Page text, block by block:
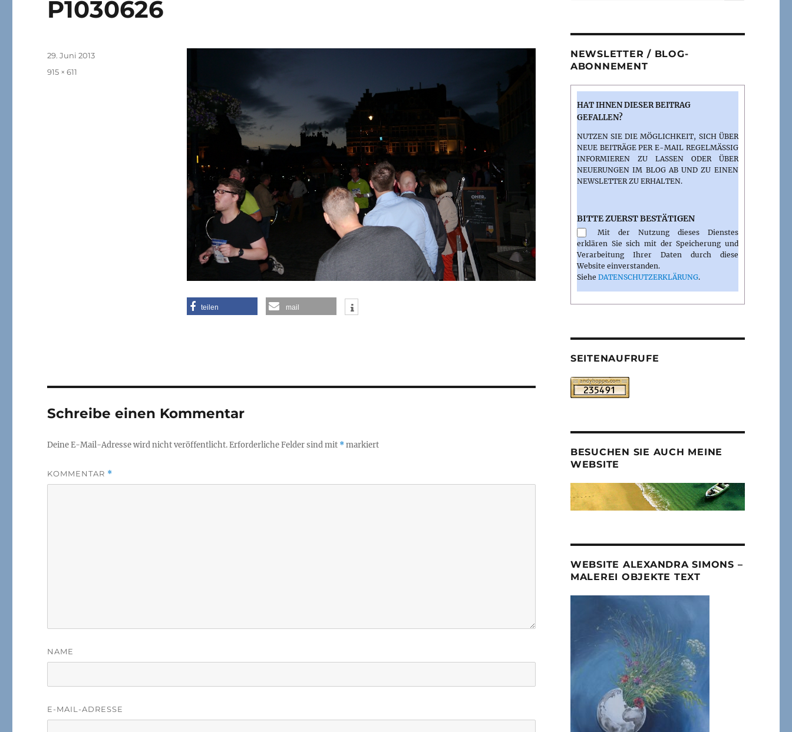
P1030626
teilen mail
Veröffentlicht
29. Juni 2013
Originalgröße
915 × 611
Schreibe einen Kommentar
Deine E-Mail-Adresse wird nicht veröffentlicht.Erforderliche Felder sind mit *markiert
KOMMENTAR *
NAME
E-MAIL-ADRESSE
NEWSLETTER / BLOG-
ABONNEMENT
HAT IHNEN DIESER BEITRAG
GEFALLEN?
NUTZEN SIE DIE MÖGLICHKEIT, SICH ÜBER
NEUE BEITRÄGE PER E-MAIL REGELMÄSSIG I
NFORMIEREN ZU LASSEN ODER ÜBER N
EUERUNGEN IM BLOG AB UND ZU EINEN N
EWSLETTER ZU ERHALTEN.
BITTE ZUERST BESTÄTIGEN
Mit der Nutzung dieses Dienstes
erklären Sie sich mit der Speicherung und
Verarbeitung Ihrer Daten durch diese
Website einverstanden.
Siehe DATENSCHUTZERKLÄRUNG.
SEITENAUFRUFE
BESUCHEN SIE AUCH MEINE
WEBSITE
WEBSITE ALEXANDRA SIMONS –
MALEREI OBJEKTE TEXT